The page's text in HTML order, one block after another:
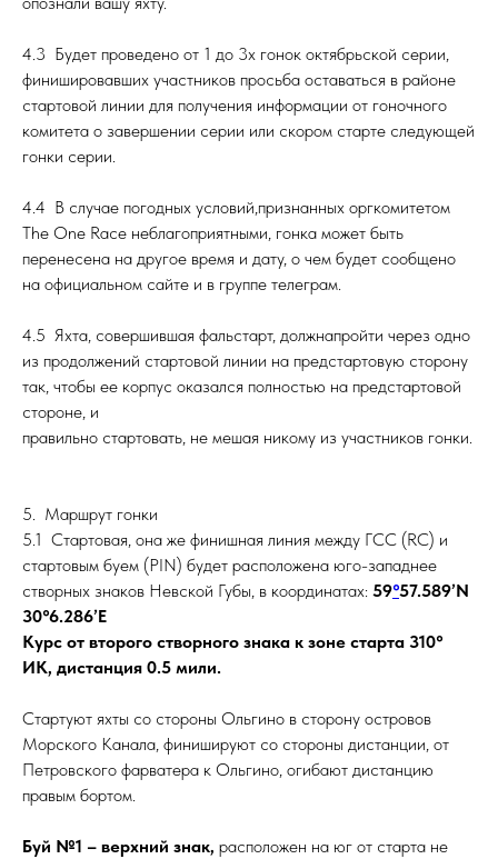
4.3 Будет проведено от 1 до 3х гонок октябрьской серии,
финишировавших участников просьба оставаться в районе
стартовой линии для получения информации от гоночного
комитета о завершении серии или скором старте следующей
гонки серии.
4.4 В случае погодных условий,признанных оргкомитетом
The One Race неблагоприятными, гонка может быть
перенесена на другое время и дату, о чем будет сообщено
на официальном сайте и в группе телеграм.
4.5 Яхта, совершившая фальстарт, должнапройти через одно
из продолжений стартовой линии на предстартовую сторону
так, чтобы ее корпус оказался полностью на предстартовой
стороне, и
правильно стартовать, не мешая никому из участников гонки.
5. Маршрут гонки
5.1 Стартовая, она же финишная линия между ГСС (RC) и
стартовым буем (PIN) будет расположена юго-западнее
створных знаков Невской Губы, в координатах: 59°57.589’N
30°6.286’E
Курс от второго створного знака к зоне старта 310°
ИК, дистанция 0.5 мили.
Стартуют яхты со стороны Ольгино в сторону островов
Морского Канала, финишируют со стороны дистанции, от
Петровского фарватера к Ольгино, огибают дистанцию
правым бортом.
Буй №1 – верхний знак, расположен на юг от старта не